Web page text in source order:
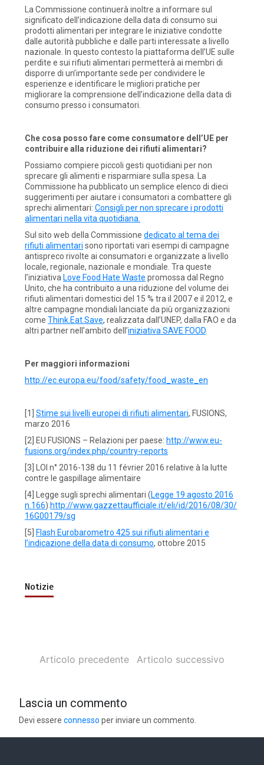
La Commissione continuerà inoltre a informare sul
significato dell’indicazione della data di consumo sui
prodotti alimentari per integrare le iniziative condotte
dalle autorità pubbliche e dalle parti interessate a livello
nazionale. In questo contesto la piattaforma dell’UE sulle
perdite e sui rifiuti alimentari permetterà ai membri di
disporre di un’importante sede per condividere le
esperienze e identificare le migliori pratiche per
migliorare la comprensione dell’indicazione della data di
consumo presso i consumatori.
Che cosa posso fare come consumatore dell’UE per
contribuire alla riduzione dei rifiuti alimentari?
Possiamo compiere piccoli gesti quotidiani per non
sprecare gli alimenti e risparmiare sulla spesa. La
Commissione ha pubblicato un semplice elenco di dieci
suggerimenti per aiutare i consumatori a combattere gli
sprechi alimentari:Consigli per non sprecare i prodotti
alimentari nella vita quotidiana.
Sul sito web della Commissionededicato al tema dei
rifiuti alimentari sono riportati vari esempi di campagne
antispreco rivolte ai consumatori e organizzate a livello
locale, regionale, nazionale e mondiale. Tra queste
l’iniziativa Love Food Hate Waste promossa dal Regno
Unito, che ha contribuito a una riduzione del volume dei
rifiuti alimentari domestici del 15 % tra il 2007 e il 2012, e
altre campagne mondiali lanciate da più organizzazioni
comeThink.Eat.Save, realizzata dall’UNEP, dalla FAO e da
altri partner nell’ambito dell’iniziativa SAVE FOOD
Per maggiori informazioni
http://ec.europa.eu/food/safety/food_waste_en
[1]Stime sui livelli europei di rifiuti alimentari, FUSIONS,
marzo 2016
[2] EU FUSIONS – Relazioni per paese: http://www.eu-
fusions.org/index.php/country-reports
[3] LOI n° 2016-138 du 11 février 2016 relative à la lutte
contre le gaspillage alimentaire
[4] Legge sugli sprechi alimentari (Legge 19 agosto 2016
n.166). http://www.gazzettaufficiale.it/eli/id/2016/08/30/
16G00179/sg
[5]
Flash Eurobarometro 425 sui rifiuti alimentari e
l’indicazione della data di consumo, ottobre 2015
Notizie
Articolo precedente Articolo successivo
Lascia un commento
Devi essereconnesso per inviare un commento.